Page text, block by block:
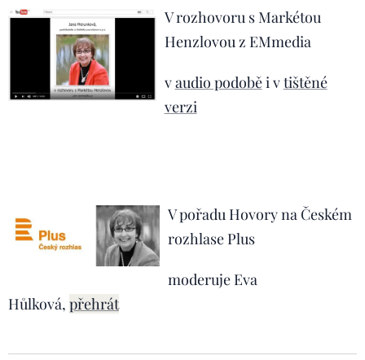
V rozhovoru s Markétou
Henzlovou z EMmedia
vaudio podoběi vtištěné
verzi
V pořadu Hovory na Českém
rozhlase Plus
moderuje Eva
Hůlková, přehrát